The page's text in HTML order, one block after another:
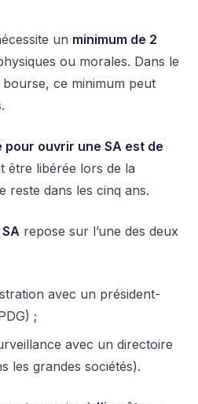
un minimum de 2
ou morales. Dans le
bourse, ce minimum peut
ouvrir une SA est de
être libérée lors de la
reste dans les cinq ans.
repose sur l’une des deux
avec un président-
;
avec un directoire
les grandes sociétés).